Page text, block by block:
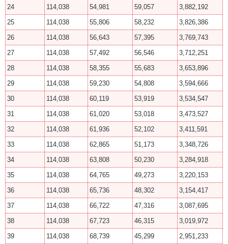
24
114,038 54,981 59,057
3,882,192
25
114,038 55,806 58,232
3,826,386
26
114,038 56,643 57,395
3,769,743
27
114,038 57,492 56,546
3,712,251
28
114,038 58,355 55,683
3,653,896
29
114,038 59,230 54,808
3,594,666
30
114,038 60,119 53,919
3,534,547
31
114,038 61,020 53,018
3,473,527
32
114,038 61,936 52,102
3,411,591
33
114,038 62,865 51,173
3,348,726
34
114,038 63,808 50,230
3,284,918
35
114,038 64,765 49,273
3,220,153
36
114,038 65,736 48,302
3,154,417
37
114,038 66,722 47,316
3,087,695
38
114,038 67,723 46,315
3,019,972
39
114,038 68,739 45,299
2,951,233